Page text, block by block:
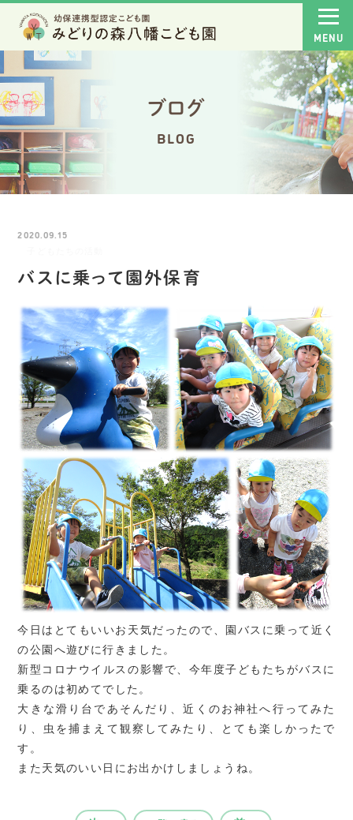
ブログ
BLOG
2020.09.15
バスに乗って園外保育
今日はとてもいいお天気だったので、園バスに乗って近く
の公園へ遊びに行きました。
新型コロナウイルスの影響で、今年度子どもたちがバスに
乗るのは初めてでした。
大きな滑り台であそんだり、近くのお神社へ行ってみた
り、虫を捕まえて観察してみたり、とても楽しかったで
す。
また天気のいい日にお出かけしましょうね。